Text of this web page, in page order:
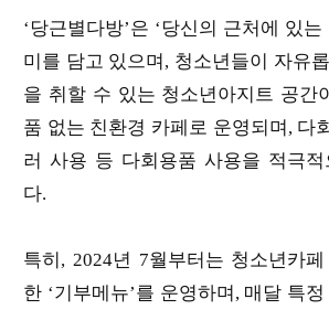
‘당근별다방’은 ‘당신의 근처에 있는
미를 담고 있으며, 청소년들이 자유
을 취할 수 있는 청소년아지트 공간
품 없는 친환경 카페로 운영되며, 다
러 사용 등 다회용품 사용을 적극
다.
특히, 2024년 7월부터는 청소년카
한 ‘기부메뉴’를 운영하며, 매달 특